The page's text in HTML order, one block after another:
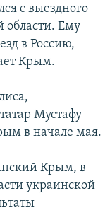
с выездного
области. Ему
в Россию,
Крым.
Мустафу
в начале мая.
Крым, в
украинской